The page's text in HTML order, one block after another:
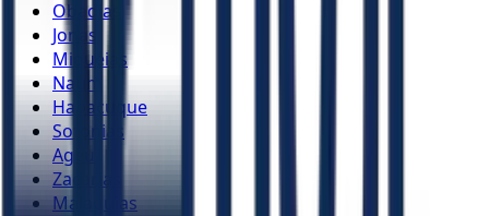
Obadias
Jonas
Miquéias
Naum
Habacuque
Sofonias
Ageu
Zacarias
Malaquias